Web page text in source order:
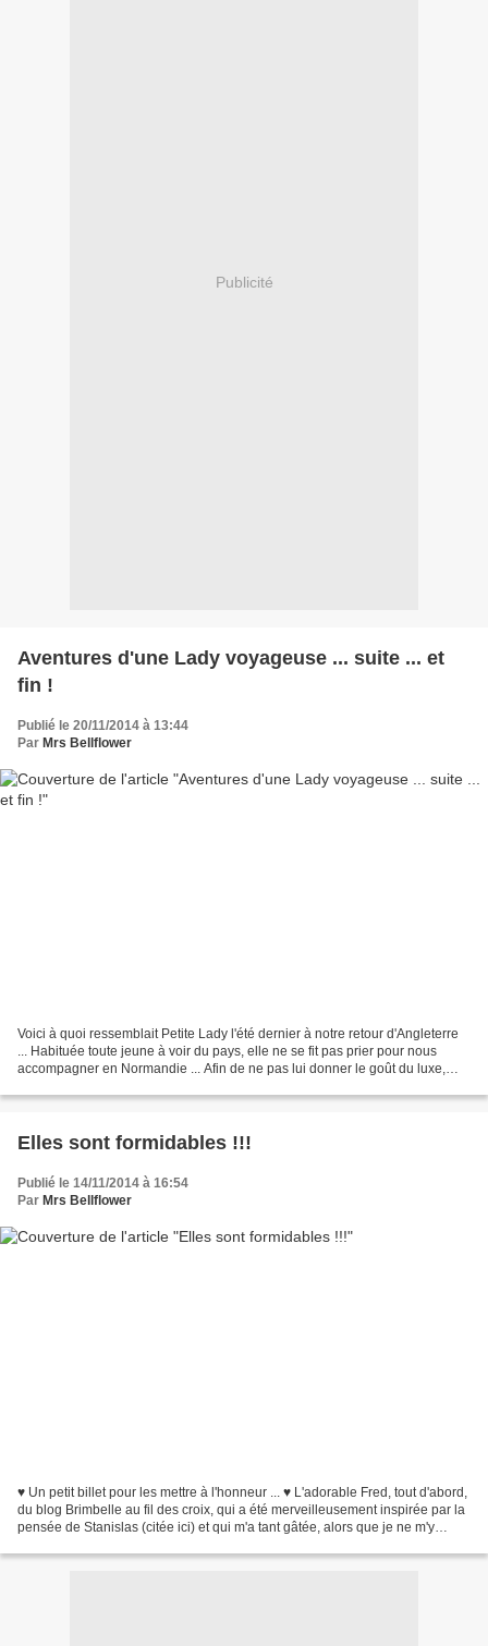
Publicité
Aventures d'une Lady voyageuse ... suite ... et
fin !
Publié le 20/11/2014 à 13:44
Par Mrs Bellflower
Voici à quoi ressemblait Petite Lady l'été dernier à notre retour d'Angleterre
... Habituée toute jeune à voir du pays, elle ne se fit pas prier pour nous
accompagner en Normandie ... Afin de ne pas lui donner le goût du luxe,
Elles sont formidables !!!
Publié le 14/11/2014 à 16:54
Par Mrs Bellflower
♥ Un petit billet pour les mettre à l'honneur ... ♥ L'adorable Fred, tout d'abord,
du blog Brimbelle au fil des croix, qui a été merveilleusement inspirée par la
pensée de Stanislas (citée ici) et qui m'a tant gâtée, alors que je ne m'y